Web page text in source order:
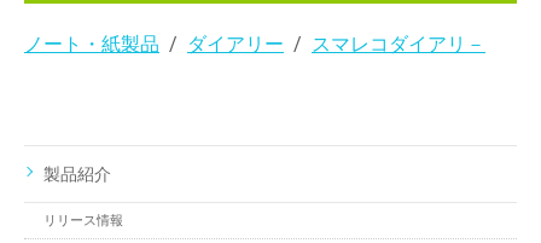
ノート・紙製品 ダイアリー スマレコダイアリ－
製品紹介
リリース情報